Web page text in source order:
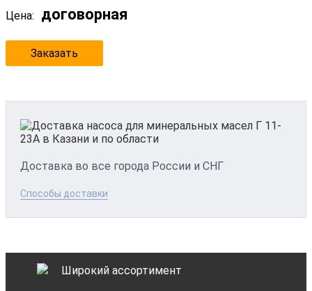
Цена: договорная
Заказать
Доставка во все города России и СНГ
Способы доставки
Широкий ассортимент